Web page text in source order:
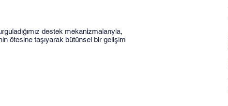
destek mekanizmalarıyla,
ötesine taşıyarak bütünsel bir gelişim